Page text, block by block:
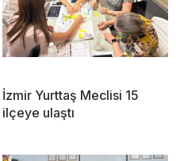
İzmir Yurttaş Meclisi 15
ilçeye ulaştı